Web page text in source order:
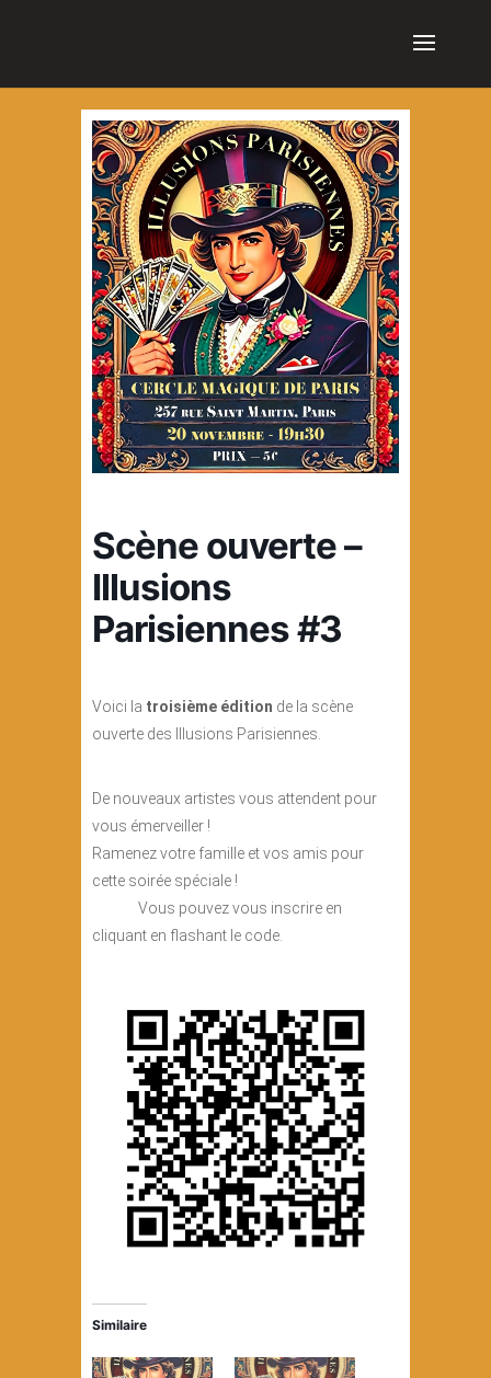
Scène ouverte –
Illusions
Parisiennes #3
Voici la troisième édition de la scène
ouverte des Illusions Parisiennes.
De nouveaux artistes vous attendent pour
vous émerveiller !
Ramenez votre famille et vos amis pour
cette soirée spéciale !
Vous pouvez vous inscrire en
cliquant en flashant le code.
Similaire